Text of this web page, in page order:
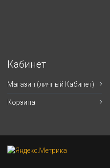
Кабинет
Магазин (личный Кабинет)
Корзина